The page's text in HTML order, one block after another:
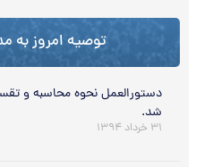
توصیه امروز به
دستورالعمل نحوه محاسبه و
شد.
۳۱ خرداد ۱۳۹۴